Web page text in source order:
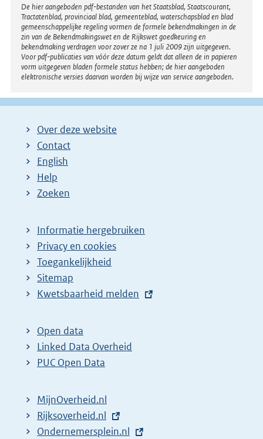
Disclaimer
De hier aangeboden pdf-bestanden van het Staatsblad, Staatscourant,
Tractatenblad, provinciaal blad, gemeenteblad, waterschapsblad en blad
gemeenschappelijke regeling vormen de formele bekendmakingen in de
zin van de Bekendmakingswet en de Rijkswet goedkeuring en
bekendmaking verdragen voor zover ze na 1 juli 2009 zijn uitgegeven.
Voor pdf-publicaties van vóór deze datum geldt dat alleen de in papieren
vorm uitgegeven bladen formele status hebben; de hier aangeboden
elektronische versies daarvan worden bij wijze van service aangeboden.
Over deze website
Contact
English
Help
Zoeken
Informatie hergebruiken
Privacy en cookies
Toegankelijkheid
Sitemap
E
t
e
r
l
i
n
Kwetsbaarheid melden
Open data
Linked Data Overheid
PUC Open Data
MijnOverheid.nl
E
x
Rijksoverheid.nl
E
Ondernemersplein.nl